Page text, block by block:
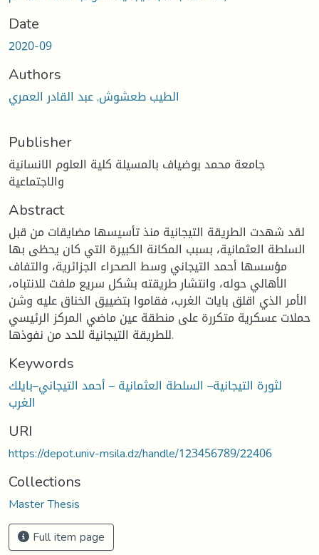
Date
2020-09
Authors
الطيب طعشوش, عبد القادر العمري
Publisher
جامعة محمد بوضياف بالمسيلة كلية العلوم الانسانية
والاجتماعية
Abstract
لقد شهدت الطريقة التيجانية منذ تأسيسها مضايقات من قبل
السلطة العثمانية، بسبب المكانة الكبيرة التي كان يحظى بها
مؤسسها أحمد التيجاني وسط الصحراء الجزائرية، والتفاف
الأهالي حوله، وانتشار طريقته بشكل سريع ملفت للانتباه،
الأمر الذي اقلق بايات الغرب، فقاموا بتضييق الخناق عليه وشن
حملات عسكرية متكررة على منطقة عين ماضي المركز الرئيسي
للطريقة التيجانية للحد من نفوذها.
Keywords
لثورة التيجانية– السلطة العثمانية – أحمد التيجاني–بايلك
الغرب
URI
https://depot.univ-msila.dz/handle/123456789/22406
Collections
Master Thesis
Full item page